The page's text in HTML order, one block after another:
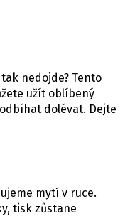
nedojde? Tento
užít oblíbený
dolévat. Dejte
mytí v ruce.
tisk zůstane